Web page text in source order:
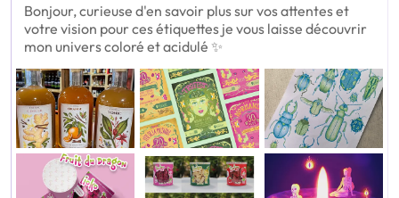
Bonjour, curieuse d'en savoir plus sur vos attentes et
votre vision pour ces étiquettes je vous laisse découvrir
mon univers coloré et acidulé ✨